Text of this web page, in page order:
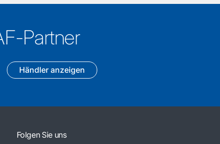
Partner
Händler anzeigen
Folgen Sie uns